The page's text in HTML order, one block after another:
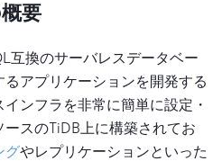
要
互換のサーバレスデータベー
アプリケーションを開発する
ンフラを非常に簡単に設定・
スのTiDB上に構築されてお
グやレプリケーションといった